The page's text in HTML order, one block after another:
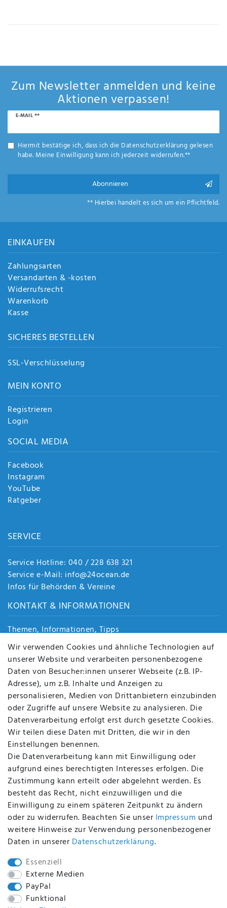
Hiermit
ich die
Daten­
gelesen
rag
e
sen
de
n
Zum Newsletter anmelden und keine
Aktionen verpassen!
E-MAIL **
Newsletter
Hiermit bestätige ich, dass ich die Daten­schutz­erklärunggelesen
habe. Meine Einwilligung kann ich jederzeit widerrufen.**
Abonnieren
** Hierbei handelt es sich um ein Pflichtfeld.
EINKAUFEN
Zahlungsarten
Versandarten & -kosten
Widerrufsrecht
Warenkorb
Kasse
SICHERES BESTELLEN
SSL-Verschlüsselung
MEIN KONTO
Registrieren
Login
SOCIAL MEDIA
Facebook
Instagram
YouTube
Ratgeber
SERVICE
Service Hotline: 040 / 228 638 321
Service e-Mail: info@24ocean.de
Infos für Behörden & Vereine
KONTAKT & INFORMATIONEN
Themen, Informationen, Tipps
Jobs
Über uns
Kontakt
Datenschutz
AGB
FAQ
Batterieentsorgung
Altölverordnung
Impressum
BEQUEM UND SICHER BEZAHLEN MIT
BEI UNS SIND SIE SICHER!
WIR VERSENDEN MIT
Wir verwenden Cookies und ähnliche Technologien auf
unserer Website und verarbeiten personenbezogene
Daten von Besucher:innen unserer Webseite (z.B. IP-
Adresse), um z.B. Inhalte und Anzeigen zu
personalisieren, Medien von Drittanbietern einzubinden
oder Zugriffe auf unsere Website zu analysieren. Die
Datenverarbeitung erfolgt erst durch gesetzte Cookies.
Wir teilen diese Daten mit Dritten, die wir in den
Einstellungen benennen.
Die Datenverarbeitung kann mit Einwilligung oder
aufgrund eines berechtigten Interesses erfolgen. Die
Zustimmung kann erteilt oder abgelehnt werden. Es
besteht das Recht, nicht einzuwilligen und die
Einwilligung zu einem späteren Zeitpunkt zu ändern
oder zu widerrufen. Beachten Sie unser Impressum und
weitere Hinweise zur Verwendung personenbezogener
Daten in unserer Daten­schutz­erklärung.
Essenziell
Externe Medien
PayPal
Funktional